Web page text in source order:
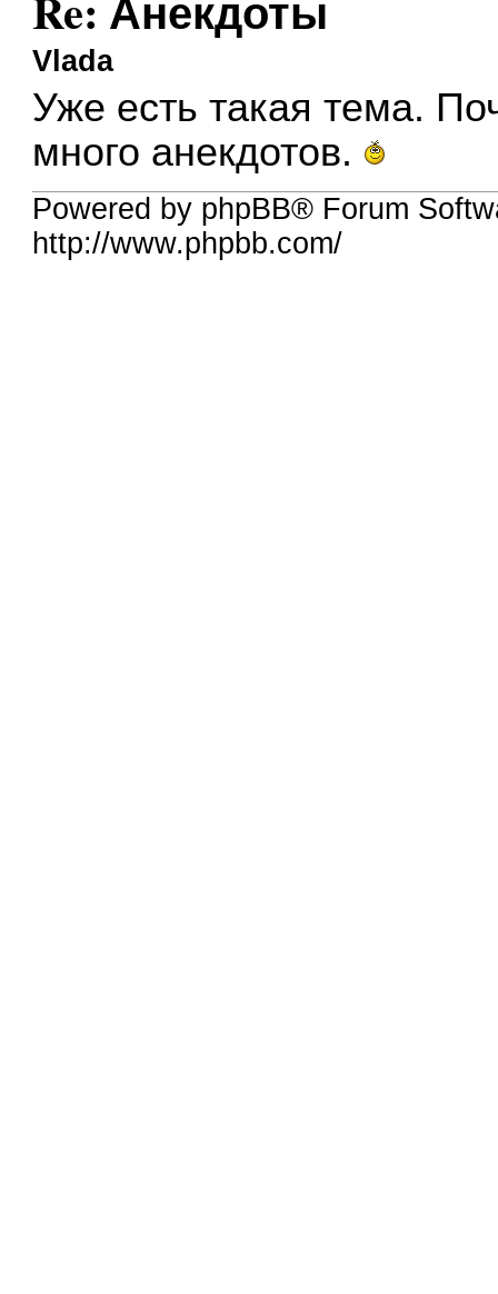
Vlada
Уже есть такая тема.
много анекдотов.
Powered by phpBB® Forum
http://www.phpbb.com/